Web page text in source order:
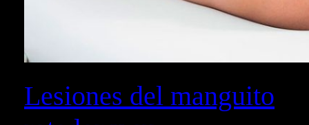
Lesiones del manguito